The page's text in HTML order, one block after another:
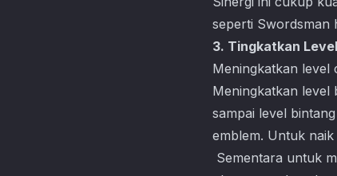
seperti Swordsman
3. Tingkatkan
Meningkatkan level
Meningkatkan level
sampai level
emblem. Untuk
Sementara untuk